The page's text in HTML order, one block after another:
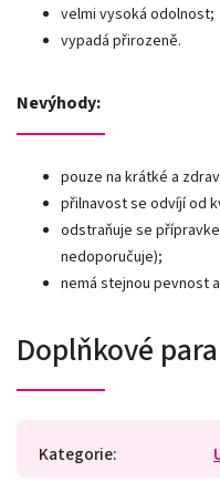
velmi vysoká odolnost;
vypadá přirozeně.
Nevýhody:
pouze na krátké a
přilnavost se odvíjí od
odstraňuje se
nedoporučuje);
nemá stejnou pevnost
Doplňkové
Kategorie: